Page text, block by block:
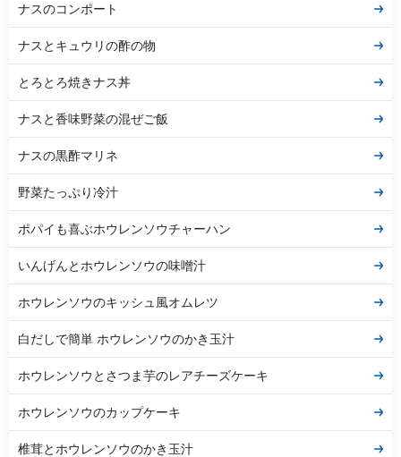
ナスのコンポート
ナスとキュウリの酢の物
とろとろ焼きナス丼
ナスと香味野菜の混ぜご飯
ナスの黒酢マリネ
野菜たっぷり冷汁
ポパイも喜ぶホウレンソウチャーハン
いんげんとホウレンソウの味噌汁
ホウレンソウのキッシュ風オムレツ
白だしで簡単 ホウレンソウのかき玉汁
ホウレンソウとさつま芋のレアチーズケーキ
ホウレンソウのカップケーキ
椎茸とホウレンソウのかき玉汁